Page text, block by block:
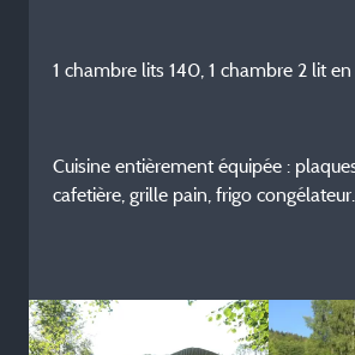
1 chambre lits 140, 1 chambre 2 lit
Cuisine entièrement équipée :
cafetière, grille pain, frigo